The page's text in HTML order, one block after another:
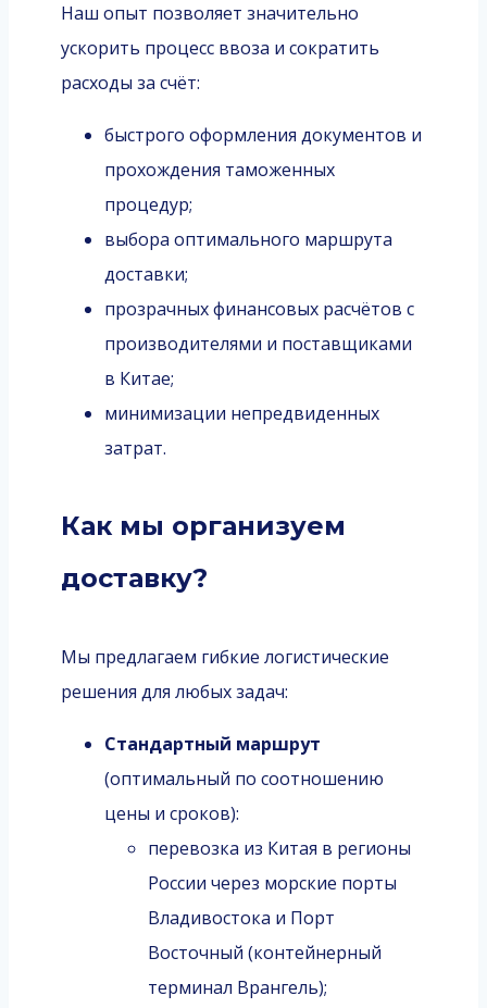
Наш опыт позволяет значительно
ускорить процесс ввоза и сократить
расходы за счёт:
быстрого оформления документов и
прохождения таможенных
процедур;
выбора оптимального маршрута
доставки;
прозрачных финансовых расчётов с
производителями и поставщиками
в Китае;
минимизации непредвиденных
затрат.
Как мы организуем
доставку?
Мы предлагаем гибкие логистические
решения для любых задач:
Стандартный маршрут
(оптимальный по соотношению
цены и сроков):
перевозка из Китая в регионы
России через морские порты
Владивостока и Порт
Восточный (контейнерный
терминал Врангель);